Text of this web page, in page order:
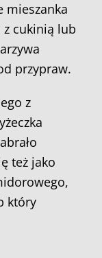
mieszanka
cukinią lub
przypraw.
z
też jako
który